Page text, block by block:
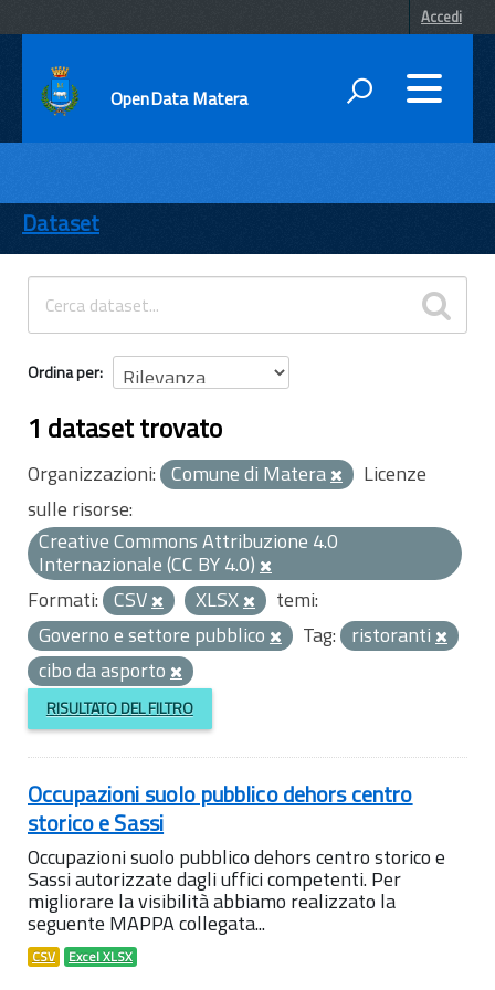
Accedi
OpenData Matera
ENTI
TEMI
INFORMAZIONI
Dataset
Ordina per
1 dataset trovato
Organizzazioni: Comune di Matera
Licenze
sulle risorse:
Creative Commons Attribuzione 4.0
Internazionale (CC BY 4.0)
Formati: CSV XLSX
temi:
Governo e settore pubblico
Tag: ristoranti
cibo da asporto
RISULTATO DEL FILTRO
Occupazioni suolo pubblico dehors centro
storico e Sassi
Occupazioni suolo pubblico dehors centro storico e
Sassi autorizzate dagli uffici competenti. Per
migliorare la visibilità abbiamo realizzato la
seguente MAPPA collegata...
CSV Excel XLSX